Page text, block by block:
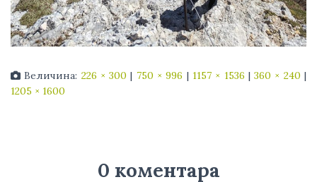
Величина: 226 × 300 | 750 × 996 | 1157 × 1536 | 360 × 240 |
1205 × 1600
0 коментара